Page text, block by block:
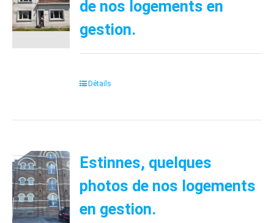
de nos logements en
gestion.
Détails
Estinnes, quelques
photos de nos logements
en gestion.